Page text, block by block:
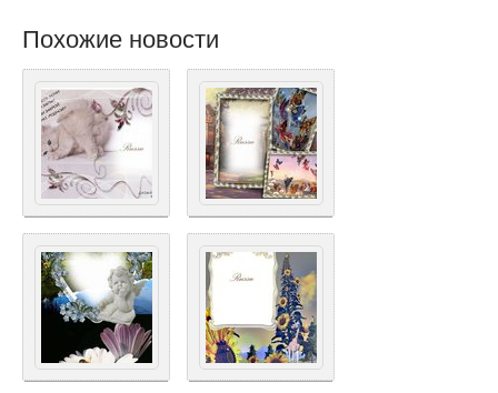
Похожие новости